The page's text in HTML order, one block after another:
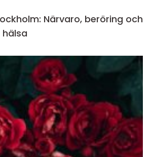
Närvaro, beröring och